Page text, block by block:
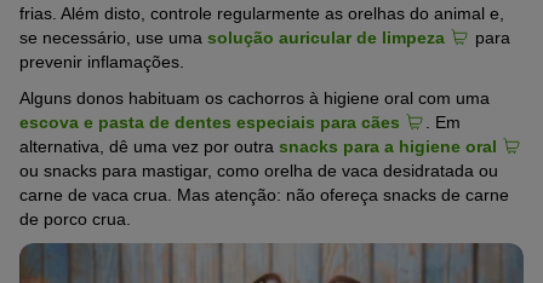
frias. Além disto, controle regularmente as orelhas do animal e,
se necessário, use uma solução auricular de limpeza
para
prevenir inflamações.
Alguns donos habituam os cachorros à higiene oral com uma
escova e pasta de dentes especiais para cães
. Em
alternativa, dê uma vez por outra snacks para a higiene oral
ou snacks para mastigar, como orelha de vaca desidratada ou
carne de vaca crua. Mas atenção: não ofereça snacks de carne
de porco crua.